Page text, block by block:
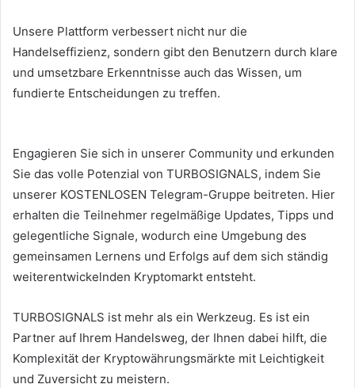
Unsere Plattform verbessert nicht nur die
Handelseffizienz, sondern gibt den Benutzern durch klare
und umsetzbare Erkenntnisse auch das Wissen, um
fundierte Entscheidungen zu treffen.
Engagieren Sie sich in unserer Community und erkunden
Sie das volle Potenzial von TURBOSIGNALS, indem Sie
unserer KOSTENLOSEN Telegram-Gruppe beitreten. Hier
erhalten die Teilnehmer regelmäßige Updates, Tipps und
gelegentliche Signale, wodurch eine Umgebung des
gemeinsamen Lernens und Erfolgs auf dem sich ständig
weiterentwickelnden Kryptomarkt entsteht.
TURBOSIGNALS ist mehr als ein Werkzeug. Es ist ein
Partner auf Ihrem Handelsweg, der Ihnen dabei hilft, die
Komplexität der Kryptowährungsmärkte mit Leichtigkeit
und Zuversicht zu meistern.